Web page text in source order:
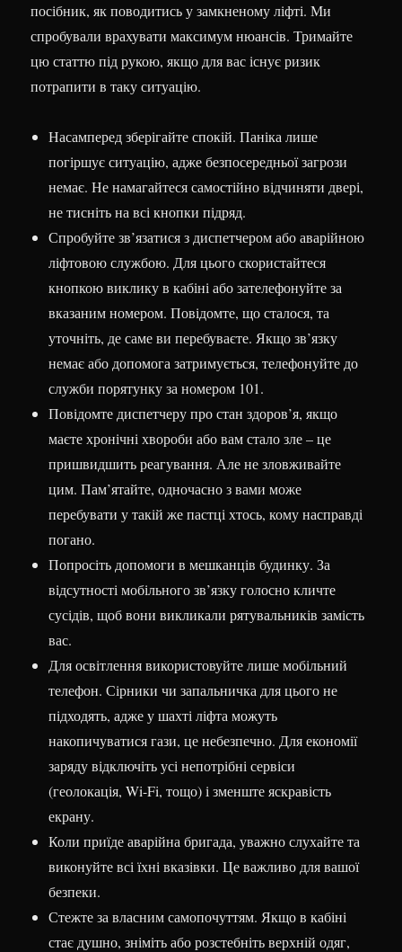
посібник, як поводитись у замкненому ліфті. Ми
спробували врахувати максимум нюансів. Тримайте
цю статтю під рукою, якщо для вас існує ризик
потрапити в таку ситуацію.
Насамперед зберігайте спокій. Паніка лише
погіршує ситуацію, адже безпосередньої загрози
немає. Не намагайтеся самостійно відчиняти двері,
не тисніть на всі кнопки підряд.
Спробуйте зв’язатися з диспетчером або аварійною
ліфтовою службою. Для цього скористайтеся
кнопкою виклику в кабіні або зателефонуйте за
вказаним номером. Повідомте, що сталося, та
уточніть, де саме ви перебуваєте. Якщо зв’язку
немає або допомога затримується, телефонуйте до
служби порятунку за номером 101.
Повідомте диспетчеру про стан здоров’я, якщо
маєте хронічні хвороби або вам стало зле – це
пришвидшить реагування. Але не зловживайте
цим. Пам’ятайте, одночасно з вами може
перебувати у такій же пастці хтось, кому насправді
погано.
Попросіть допомоги в мешканців будинку. За
відсутності мобільного зв’язку голосно кличте
сусідів, щоб вони викликали рятувальників замість
вас.
Для освітлення використовуйте лише мобільний
телефон. Сірники чи запальничка для цього не
підходять, адже у шахті ліфта можуть
накопичуватися гази, це небезпечно. Для економії
заряду відключіть усі непотрібні сервіси
(геолокація, Wi-Fi, тощо) і зменште яскравість
екрану.
Коли приїде аварійна бригада, уважно слухайте та
виконуйте всі їхні вказівки. Це важливо для вашої
безпеки.
Стежте за власним самопочуттям. Якщо в кабіні
стає душно, зніміть або розстебніть верхній одяг,